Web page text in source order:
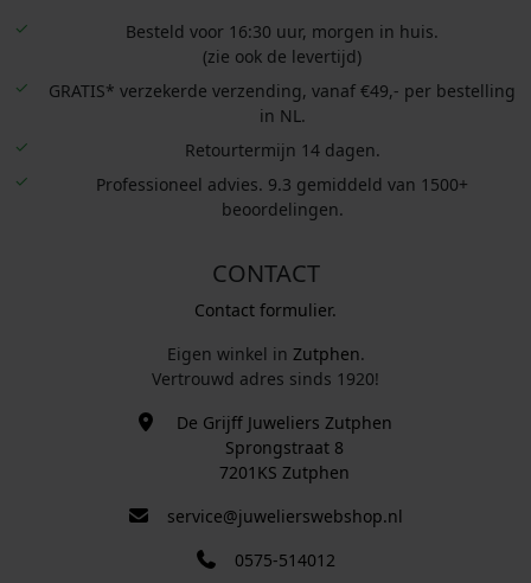
Besteld voor 16:30 uur, morgen in huis.
(zie ook de levertijd)
GRATIS* verzekerde verzending, vanaf €49,- per bestelling
in NL.
Retourtermijn 14 dagen.
Professioneel advies. 9.3 gemiddeld van 1500+
beoordelingen.
CONTACT
Contact formulier.
Eigen winkel in Zutphen.
Vertrouwd adres sinds 1920!
De Grijff Juweliers Zutphen
Sprongstraat 8
7201KS Zutphen
service@juwelierswebshop.nl
0575-514012